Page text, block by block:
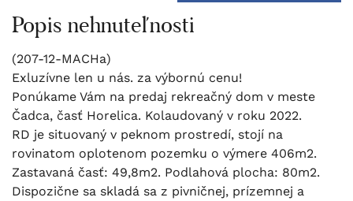
Popis nehnuteľnosti
(207-12-MACHa)
Exluzívne len u nás. za výbornú cenu!
Ponúkame Vám na predaj rekreačný dom v meste
Čadca, časť Horelica. Kolaudovaný v roku 2022.
RD je situovaný v peknom prostredí, stojí na
rovinatom oplotenom pozemku o výmere 406m2.
Zastavaná časť: 49,8m2. Podlahová plocha: 80m2.
Dispozične sa skladá sa z pivničnej, prízemnej a